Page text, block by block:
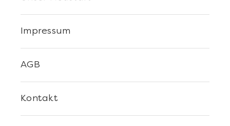
Kontakt
AGB
Impressum